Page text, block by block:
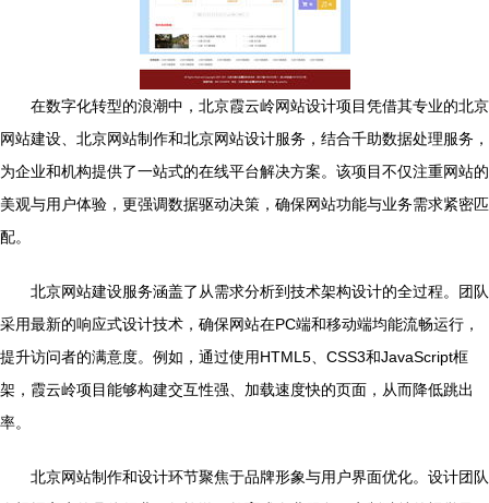
在数字化转型的浪潮中，北京霞云岭网站设计项目凭借其专业的北京
网站建设、北京网站制作和北京网站设计服务，结合千助数据处理服务，
为企业和机构提供了一站式的在线平台解决方案。该项目不仅注重网站的
美观与用户体验，更强调数据驱动决策，确保网站功能与业务需求紧密匹
配。
北京网站建设服务涵盖了从需求分析到技术架构设计的全过程。团队
采用最新的响应式设计技术，确保网站在PC端和移动端均能流畅运行，
提升访问者的满意度。例如，通过使用HTML5、CSS3和JavaScript框
架，霞云岭项目能够构建交互性强、加载速度快的页面，从而降低跳出
率。
北京网站制作和设计环节聚焦于品牌形象与用户界面优化。设计团队